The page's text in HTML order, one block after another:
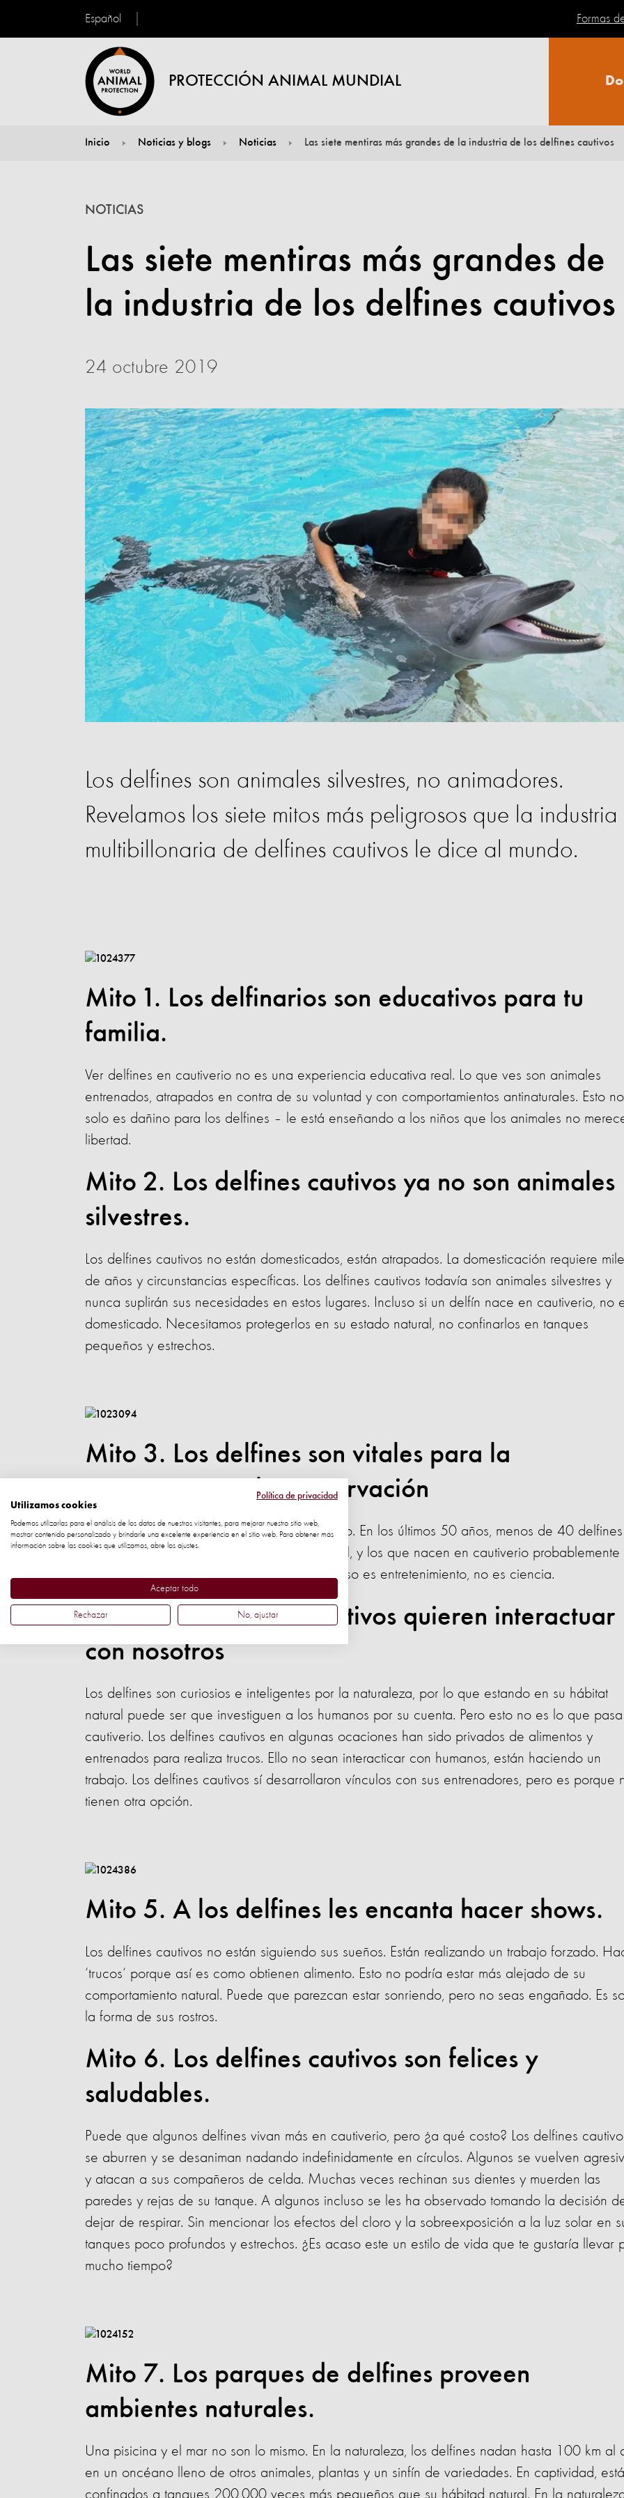
Español
PROTECCIÓN ANIMAL MUNDIAL
Formas
Inicio Noticias y blogs Noticias Las siete mentiras más grandes de la industria de los delfines cautivos
Las siete mentiras más grandes de
la industria de los delfines cautivos
NOTICIAS
24 octubre 2019
Los delfines son animales silvestres, no animadores.
Revelamos los siete mitos más peligrosos que la industria
multibillonaria de delfines cautivos le dice al mundo.
Mito 1. Los delfinarios son educativos para tu
familia.
Ver delfines en cautiverio no es una experiencia educativa real. Lo que ves son animales
entrenados, atrapados en contra de su voluntad y con comportamientos antinaturales. Esto no
solo es dañino para los delfines – le está enseñando a los niños que los animales no
libertad.
Mito 2. Los delfines cautivos ya no son animales
silvestres.
Los delfines cautivos no están domesticados, están atrapados. La domesticación requiere
de años y circunstancias específicas. Los delfines cautivos todavía son animales silvestres y
nunca suplirán sus necesidades en estos lugares. Incluso si un delfín nace en cautiverio, no
domesticado. Necesitamos protegerlos en su estado natural, no confinarlos en tanques
pequeños y estrechos.
Mito 3. Los delfines son vitales para la
investigación y la conservación
La mayoría de los delfines no están en peligro. En los últimos 50 años, menos de 40 delfines
han sido liberados de vuelta al mundo natural, y los que nacen en cautiverio probablemente
nunca sean liberados. No seas engañado, eso es entretenimiento, no es ciencia.
Mito 4: Los delfines cautivos quieren interactuar
con nosotros
Los delfines son curiosios e inteligentes por la naturaleza, por lo que estando en su hábitat
natural puede ser que investiguen a los humanos por su cuenta. Pero esto no es lo que
cautiverio. Los delfines cautivos en algunas ocaciones han sido privados de alimentos y
entrenados para realiza trucos. Ello no sean interacticar con humanos, están haciendo un
trabajo. Los delfines cautivos sí desarrollaron vínculos con sus entrenadores, pero es porque
tienen otra opción.
Mito 5. A los delfines les encanta hacer shows.
Los delfines cautivos no están siguiendo sus sueños. Están realizando un trabajo forzado.
‘trucos‘ porque así es como obtienen alimento. Esto no podría estar más alejado de su
comportamiento natural. Puede que parezcan estar sonriendo, pero no seas engañado. Es
la forma de sus rostros.
Mito 6. Los delfines cautivos son felices y
saludables.
Puede que algunos delfines vivan más en cautiverio, pero ¿a qué costo? Los delfines
se aburren y se desaniman nadando indefinidamente en círculos. Algunos se vuelven
y atacan a sus compañeros de celda. Muchas veces rechinan sus dientes y muerden las
paredes y rejas de su tanque. A algunos incluso se les ha observado tomando la decisión
dejar de respirar. Sin mencionar los efectos del cloro y la sobreexposición a la luz solar en
tanques poco profundos y estrechos. ¿Es acaso este un estilo de vida que te gustaría llevar
mucho tiempo?
Mito 7. Los parques de delfines proveen
ambientes naturales.
Una pisicina y el mar no son lo mismo. En la naturaleza, los delfines nadan hasta 100 km al
en un oncéano lleno de otros animales, plantas y un sinfín de variedades. En captividad,
confinados a tanques 200,000 veces más pequeños que su hábitad natural. En la
Política de privacidad
Utilizamos cookies
Podemos utilizarlas para el análisis de los datos de nuestros visitantes, para mejorar nuestro sitio web,
mostrar contenido personalizado y brindarle una excelente experiencia en el sitio web. Para obtener más
información sobre las cookies que utilizamos, abre los ajustes.
Aceptar todo
Rechazar No, ajustar